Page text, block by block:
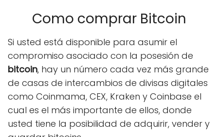
Como comprar Bitcoin
Si usted está disponible para asumir el
compromiso asociado con la posesión de
bitcoin, hay un número cada vez más grande
de casas de intercambios de divisas digitales
como Coinmama, CEX, Kraken y Coinbase el
cual es el más importante de ellos, donde
usted tiene la posibilidad de adquirir, vender y